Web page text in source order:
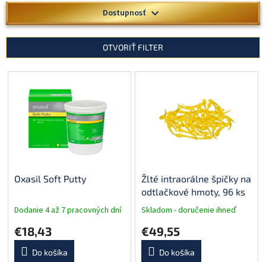
OTVORIŤ FILTER
Dostupnosť
V
ý
p
s
p
Oxasil Soft Putty
Dodanie 4 až 7 pracovných dní
€18,43
Do košíka
Žlté intraorálne špičky na
odtlačkové hmoty, 96 ks
Skladom - doručenie ihneď
€49,55
Do košíka